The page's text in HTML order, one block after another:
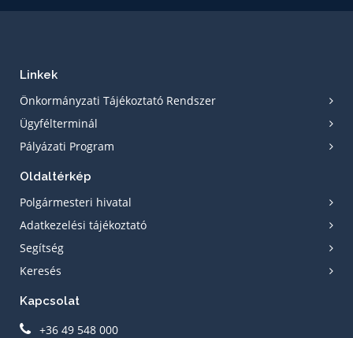
Linkek
Önkormányzati Tájékoztató Rendszer
Ügyfélterminál
Pályázati Program
Oldaltérkép
Polgármesteri hivatal
Adatkezelési tájékoztató
Segítség
Keresés
Kapcsolat
+36 49 548 000